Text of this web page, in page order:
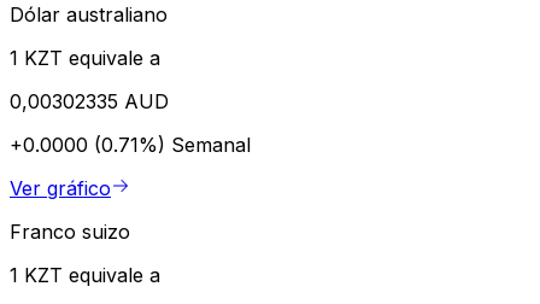
Dólar australiano
1 KZT equivale a
0,00302335 AUD
+0.0000 (0.71%) Semanal
Ver gráfico
Franco suizo
1 KZT equivale a